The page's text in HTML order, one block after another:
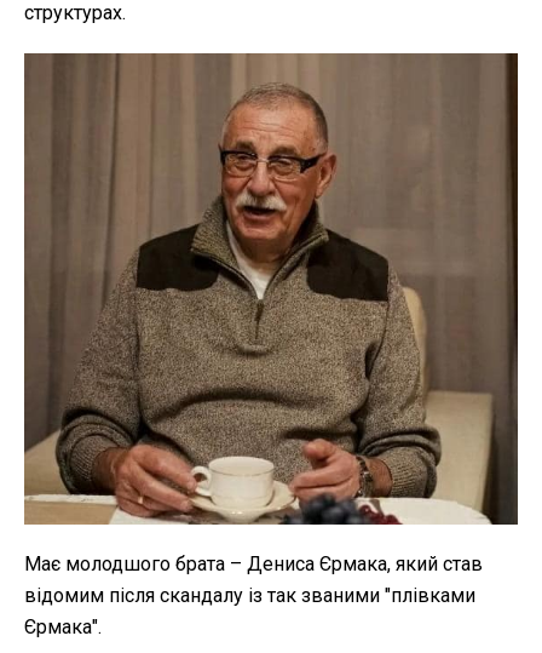
структурах.
Має молодшого брата – Дениса Єрмака, який став
відомим після скандалу із так званими "плівками
Єрмака".